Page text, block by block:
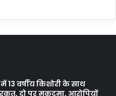
वर्षीय किशोरी के साथ
दो पर मुकदमा, आरोपियों